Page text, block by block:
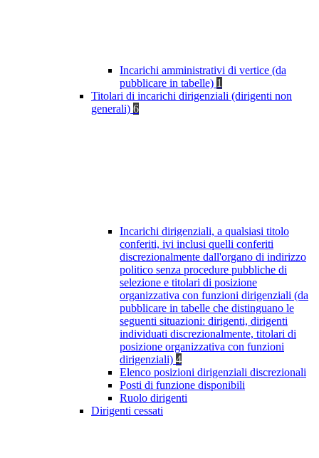
Incarichi amministrativi di vertice (da
pubblicare in tabelle) 1
Titolari di incarichi dirigenziali (dirigenti non
generali) 6
Incarichi dirigenziali, a qualsiasi titolo
conferiti, ivi inclusi quelli conferiti
discrezionalmente dall'organo di indirizzo
politico senza procedure pubbliche di
selezione e titolari di posizione
organizzativa con funzioni dirigenziali (da
pubblicare in tabelle che distinguano le
seguenti situazioni: dirigenti, dirigenti
individuati discrezionalmente, titolari di
posizione organizzativa con funzioni
dirigenziali) 4
Elenco posizioni dirigenziali discrezionali
Posti di funzione disponibili
Ruolo dirigenti
Dirigenti cessati